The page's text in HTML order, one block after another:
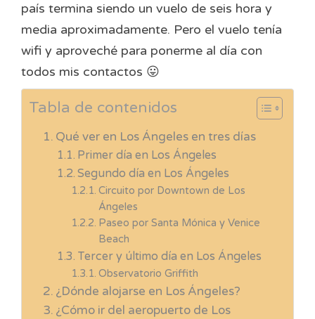
país termina siendo un vuelo de seis hora y
media aproximadamente. Pero el vuelo tenía
wifi y aproveché para ponerme al día con
todos mis contactos 😛
Tabla de contenidos
Qué ver en Los Ángeles en tres días
Primer día en Los Ángeles
Segundo día en Los Ángeles
Circuito por Downtown de Los
Ángeles
Paseo por Santa Mónica y Venice
Beach
Tercer y último día en Los Ángeles
Observatorio Griffith
¿Dónde alojarse en Los Ángeles?
¿Cómo ir del aeropuerto de Los